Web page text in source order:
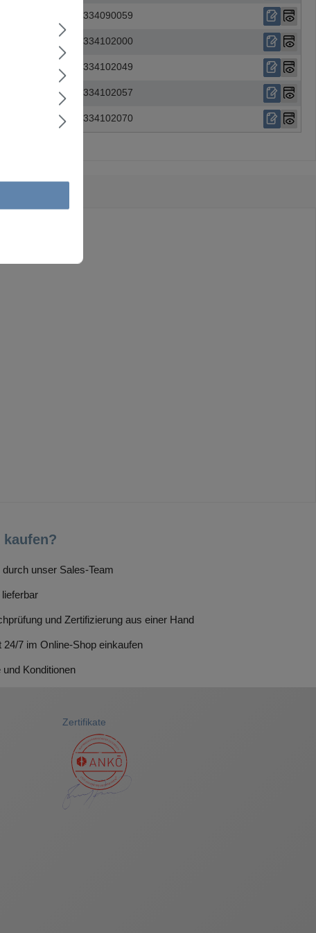
1334090059
1334102000
1334102049
1334102057
1334102070
kaufen?
unser Sales-Team
und Zertifizierung aus einer Hand
7 im Online-Shop einkaufen
Konditionen
Zertifikate